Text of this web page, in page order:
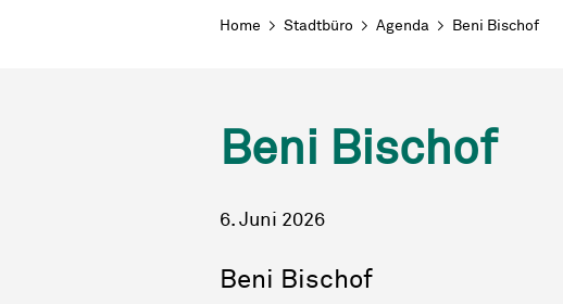
Breadcrumb
Home Stadtbüro Agenda Beni Bischof
Beni Bischof
6. Juni 2026
Beni Bischof